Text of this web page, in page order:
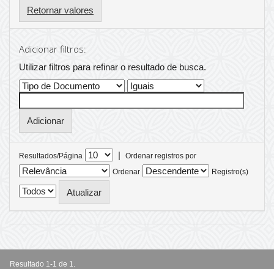
Retornar valores
Adicionar filtros:
Utilizar filtros para refinar o resultado de busca.
Resultados/Página |
Ordenar registros por
Ordenar
Registro(s)
Resultado 1-1 de 1.